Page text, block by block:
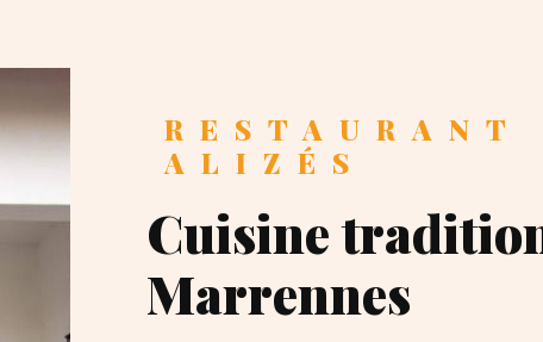
RESTAURANT LES
ALIZÉS
Cuisine traditionnelle à
Marrennes